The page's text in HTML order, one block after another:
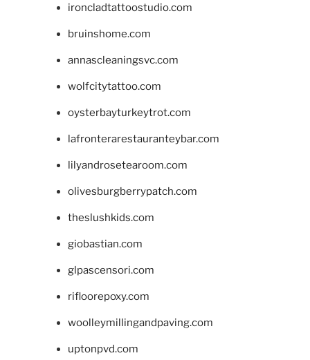
ironcladtattoostudio.com
bruinshome.com
annascleaningsvc.com
wolfcitytattoo.com
oysterbayturkeytrot.com
lafronterarestauranteybar.com
lilyandrosetearoom.com
olivesburgberrypatch.com
theslushkids.com
giobastian.com
glpascensori.com
rifloorepoxy.com
woolleymillingandpaving.com
uptonpvd.com